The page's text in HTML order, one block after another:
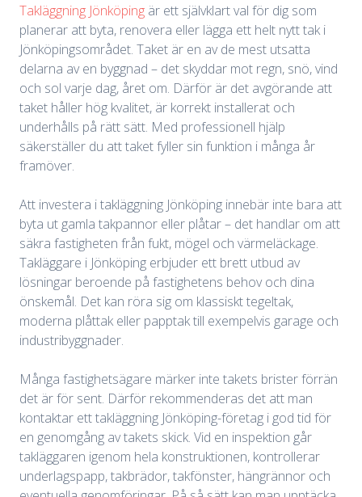
Takläggning Jönköping är ett självklart val för dig som
planerar att byta, renovera eller lägga ett helt nytt tak i
Jönköpingsområdet. Taket är en av de mest utsatta
delarna av en byggnad – det skyddar mot regn, snö, vind
och sol varje dag, året om. Därför är det avgörande att
taket håller hög kvalitet, är korrekt installerat och
underhålls på rätt sätt. Med professionell hjälp
säkerställer du att taket fyller sin funktion i många år
framöver.
Att investera i takläggning Jönköping innebär inte bara att
byta ut gamla takpannor eller plåtar – det handlar om att
säkra fastigheten från fukt, mögel och värmeläckage.
Takläggare i Jönköping erbjuder ett brett utbud av
lösningar beroende på fastighetens behov och dina
önskemål. Det kan röra sig om klassiskt tegeltak,
moderna plåttak eller papptak till exempelvis garage och
industribyggnader.
Många fastighetsägare märker inte takets brister förrän
det är för sent. Därför rekommenderas det att man
kontaktar ett takläggning Jönköping-företag i god tid för
en genomgång av takets skick. Vid en inspektion går
takläggaren igenom hela konstruktionen, kontrollerar
underlagspapp, takbrädor, takfönster, hängrännor och